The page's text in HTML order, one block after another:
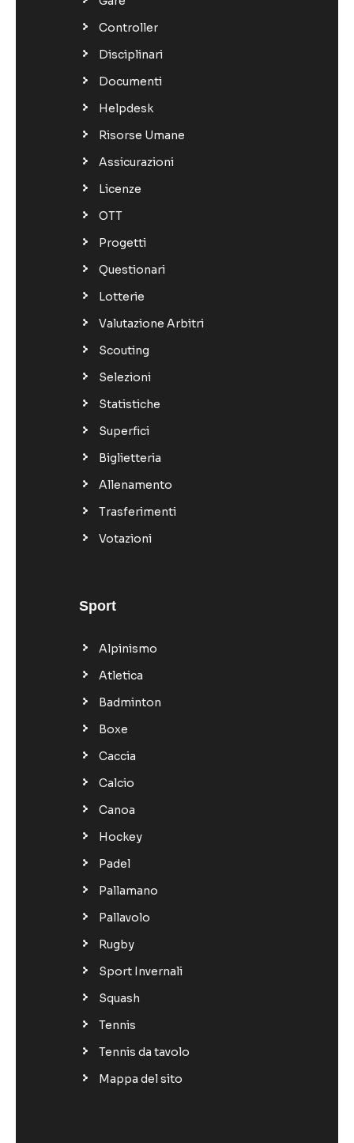
Controller
Disciplinari
Documenti
Helpdesk
Risorse Umane
Assicurazioni
Licenze
OTT
Progetti
Questionari
Lotterie
Valutazione Arbitri
Scouting
Selezioni
Statistiche
Superfici
Biglietteria
Allenamento
Trasferimenti
Votazioni
Sport
Alpinismo
Atletica
Badminton
Boxe
Caccia
Calcio
Canoa
Hockey
Padel
Pallamano
Pallavolo
Rugby
Sport Invernali
Squash
Tennis
Tennis da tavolo
Mappa del sito